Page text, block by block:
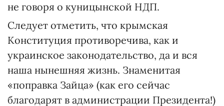
не говоря о куницынской НДП.
Следует отметить, что крымская
Конституция противоречива, как и
украинское законодательство, да и вся
наша нынешняя жизнь. Знаменитая
«поправка Зайца» (как его сейчас
благодарят в администрации Президента!)